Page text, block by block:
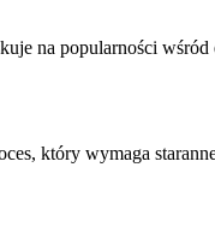
na popularności
który wymaga